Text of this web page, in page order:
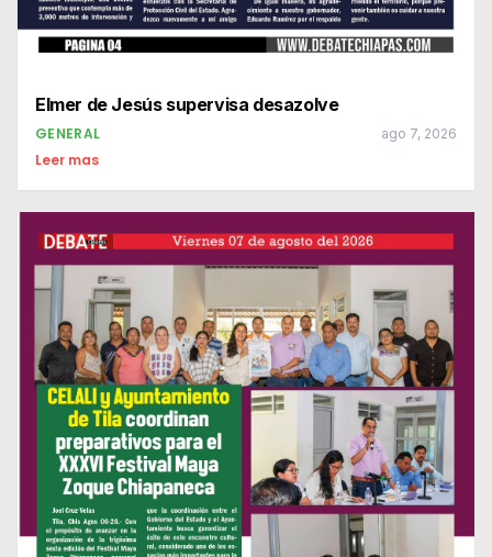
Elmer de Jesús supervisa desazolve
GENERAL ago 7, 2026
Leer mas